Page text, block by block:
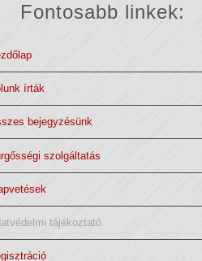
Fontosabb linkek:
írták
bejegyzésünk
szolgáltatás
tájékoztató